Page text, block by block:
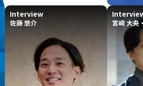
Interview
佐藤 悠介 宮﨑 大央